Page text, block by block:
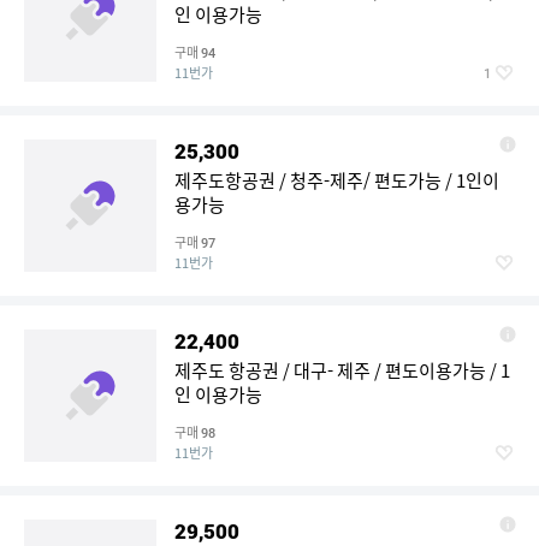
인 이용가능
구매 94
11번가 1
25,300
제주도항공권 / 청주-제주/ 편도가능 / 1인이
용가능
구매 97
11번가
22,400
제주도 항공권 / 대구- 제주 / 편도이용가능 / 1
인 이용가능
구매 98
11번가
29,500